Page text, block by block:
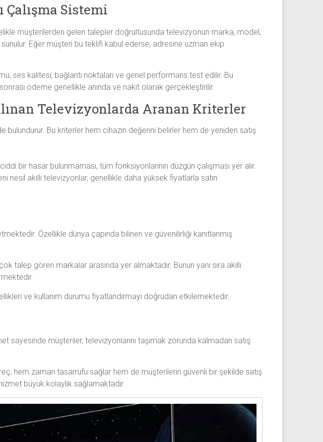
Sistemi
müşterilerden gelen talepler doğrultusunda televizyonun marka, model,
Eğer müşteri bu teklifi kabul ederse, adresine uzman ekip
ses kalitesi, bağlantı noktaları ve genel performans test edilir. Bu
ödeme genellikle anında ve nakit olarak gerçekleştirilir.
Televizyonlarda Aranan Kriterler
Bu kriterler hem cihazın değerini belirler hem de yeniden satış
bir hasar bulunmaması, tüm fonksiyonlarının düzgün çalışması yer alır.
nesil akıllı televizyonlar, genellikle daha yüksek fiyatlarla satın
Özellikle dünya çapında bilinen ve güvenilirliği kanıtlanmış
talep gören markalar arasında yer almaktadır. Bunun yanı sıra akıllı
ve kullanım durumu fiyatlandırmayı doğrudan etkilemektedir.
sayesinde müşteriler, televizyonlarını taşımak zorunda kalmadan satış
hem zaman tasarrufu sağlar hem de müşterilerin güvenli bir şekilde satış
büyük kolaylık sağlamaktadır.